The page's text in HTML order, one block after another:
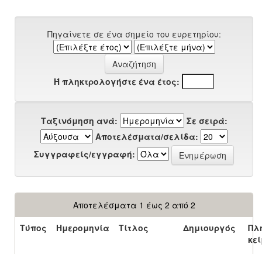
Πηγαίνετε σε ένα σημείο του ευρετηρίου:
Ή πληκτρολογήστε ένα έτος:
Ταξινόμηση ανά:
Σε σειρά:
Αποτελέσματα/σελίδα:
Συγγραφείς/εγγραφή:
Αποτελέσματα 1 έως 2 από 2
Τύπος
Ημερομηνία Τίτλος Δημιουργός